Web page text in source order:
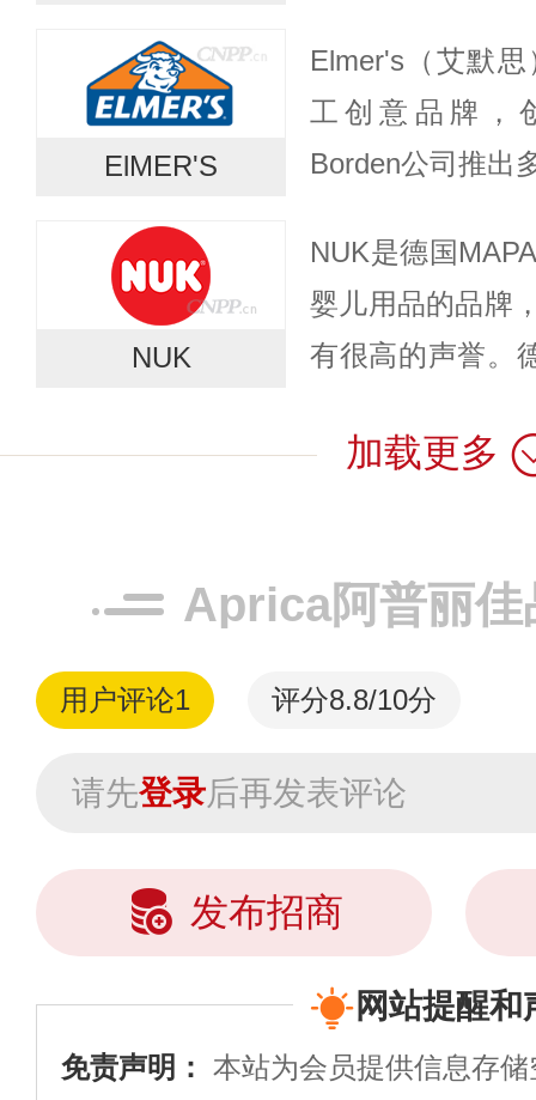
为...
ElMER'S
Elmer's（艾默
工创意品牌，
Borden公司推出
相），专注研发
NUK
NUK是德国
婴儿用品的品牌
有很高的声誉。
Hanseatische
加载更多
Aprica阿普丽佳
用户评论1 评分8.8/10分
请先登录后再发表评论
发布招商
网站提醒和
免责声明： 本站为会员提供信息存